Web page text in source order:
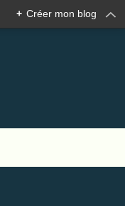
+ Créer mon blog